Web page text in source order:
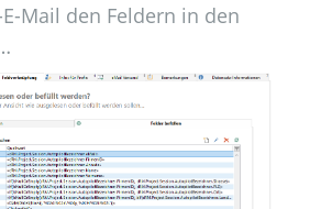
Mail den Feldern in den